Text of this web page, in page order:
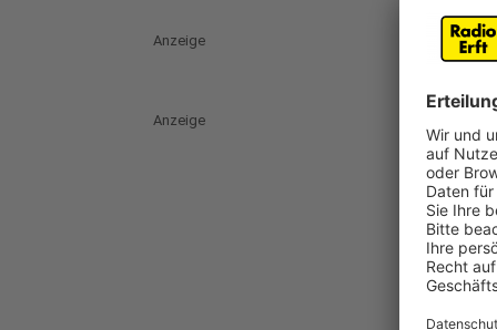
Anzeige
Anzeige